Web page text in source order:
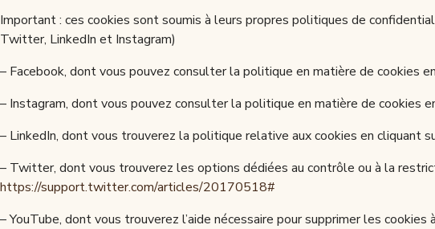
Important : ces cookies sont soumis à leurs propres politiques de
Twitter, LinkedIn et Instagram)
– Facebook, dont vous pouvez consulter la politique en matière de cookies
– Instagram, dont vous pouvez consulter la politique en matière de cookies
– LinkedIn, dont vous trouverez la politique relative aux cookies en cliquant
– Twitter, dont vous trouverez les options dédiées au contrôle ou à la
https://support.twitter.com/articles/20170518#
– YouTube, dont vous trouverez l’aide nécessaire pour supprimer les